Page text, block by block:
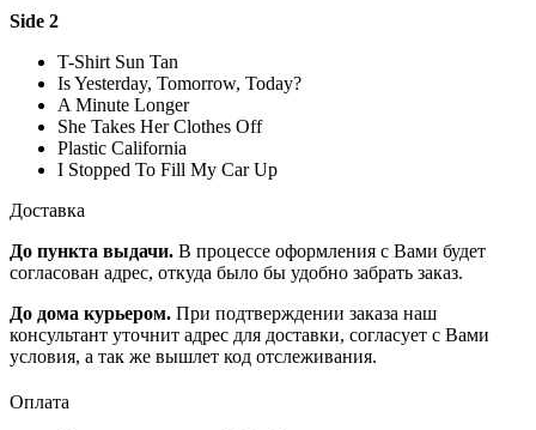
Side 2
T-Shirt Sun Tan
Is Yesterday, Tomorrow, Today?
A Minute Longer
She Takes Her Clothes Off
Plastic California
I Stopped To Fill My Car Up
Доставка
До пункта выдачи. В процессе оформления с Вами будет
согласован адрес, откуда было бы удобно забрать заказ.
До дома курьером. При подтверждении заказа наш
консультант уточнит адрес для доставки, согласует с Вами
условия, а так же вышлет код отслеживания.
Оплата